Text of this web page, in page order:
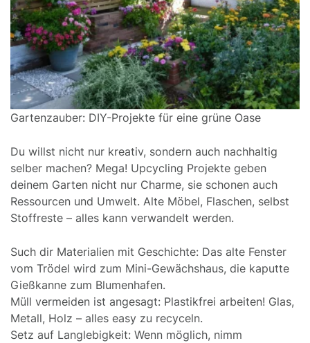
Gartenzauber: DIY-Projekte für eine grüne Oase
Du willst nicht nur kreativ, sondern auch nachhaltig
selber machen? Mega! Upcycling Projekte geben
deinem Garten nicht nur Charme, sie schonen auch
Ressourcen und Umwelt. Alte Möbel, Flaschen, selbst
Stoffreste – alles kann verwandelt werden.
Such dir Materialien mit Geschichte: Das alte Fenster
vom Trödel wird zum Mini-Gewächshaus, die kaputte
Gießkanne zum Blumenhafen.
Müll vermeiden ist angesagt: Plastikfrei arbeiten! Glas,
Metall, Holz – alles easy zu recyceln.
Setz auf Langlebigkeit: Wenn möglich, nimm